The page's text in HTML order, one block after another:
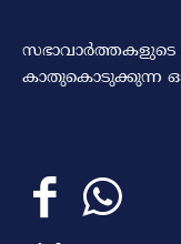
സഭാവാര്‍ത്തകളുടെ
കാതുകൊടുക്കുന്ന